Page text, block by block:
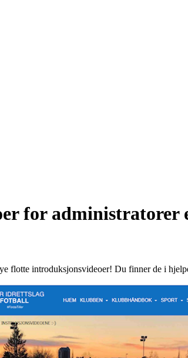
for administratorer
flotte introduksjonsvideoer! Du finner de i